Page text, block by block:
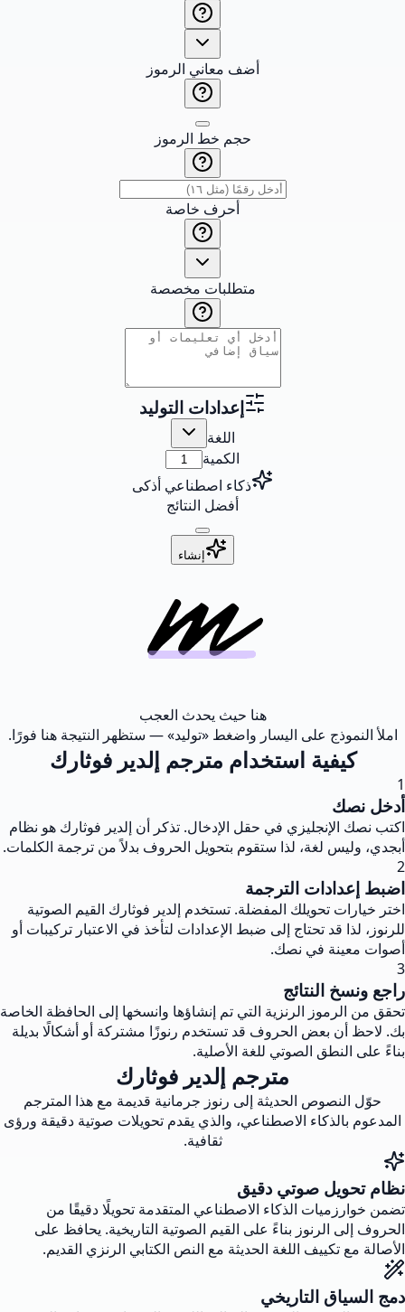
أضف معاني الرموز
حجم خط الرموز
أحرف خاصة
متطلبات مخصصة
إعدادات التوليد
اللغة
الكمية
ذكاء اصطناعي أذكى
أفضل النتائج
إنشاء
هنا حيث يحدث العجب
املأ النموذج على اليسار واضغط «توليد» — ستظهر النتيجة هنا فورًا.
كيفية استخدام مترجم إلدير فوثارك
1
أدخل نصك
اكتب نصك الإنجليزي في حقل الإدخال. تذكر أن إلدير فوثارك هو نظام
أبجدي، وليس لغة، لذا ستقوم بتحويل الحروف بدلاً من ترجمة الكلمات.
2
اضبط إعدادات الترجمة
اختر خيارات تحويلك المفضلة. تستخدم إلدير فوثارك القيم الصوتية
للرنوز، لذا قد تحتاج إلى ضبط الإعدادات لتأخذ في الاعتبار تركيبات أو
أصوات معينة في نصك.
3
راجع ونسخ النتائج
تحقق من الرموز الرنزية التي تم إنشاؤها وانسخها إلى الحافظة الخاصة
بك. لاحظ أن بعض الحروف قد تستخدم رنوزًا مشتركة أو أشكالًا بديلة
بناءً على النطق الصوتي للغة الأصلية.
مترجم إلدير فوثارك
حوّل النصوص الحديثة إلى رنوز جرمانية قديمة مع هذا المترجم
المدعوم بالذكاء الاصطناعي، والذي يقدم تحويلات صوتية دقيقة ورؤى
ثقافية.
نظام تحويل صوتي دقيق
تضمن خوارزميات الذكاء الاصطناعي المتقدمة تحويلًا دقيقًا من
الحروف إلى الرنوز بناءً على القيم الصوتية التاريخية. يحافظ على
الأصالة مع تكييف اللغة الحديثة مع النص الكتابي الرنزي القديم.
دمج السياق التاريخي